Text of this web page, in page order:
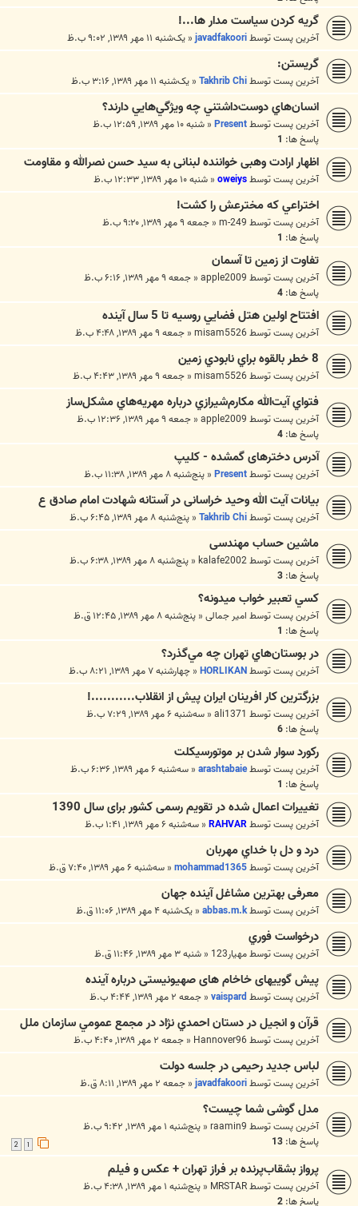
گریه کردن سیاست مدار ها...!
آخرین پست توسطjavadfakoori
« یک‌شنبه ۱۱ مهر ۱۳۸۹, ۹:۰۲ ب.ظ
گریستن:
آخرین پست توسطTakhrib Chi
« یک‌شنبه ۱۱ مهر ۱۳۸۹, ۳:۱۶ ب.ظ
انسان‌هاي دوست‌داشتني چه ويژگي‌هايي دارند؟
آخرین پست توسطPresent
« شنبه ۱۰ مهر ۱۳۸۹, ۱۲:۵۹ ب.ظ
پاسخ ها: 1
اظهار ارادت وهبی خواننده لبنانی به سید حسن نصرالله و مقاومت
آخرین پست توسطoweiys
« شنبه ۱۰ مهر ۱۳۸۹, ۱۲:۳۳ ب.ظ
اختراعي كه مخترعش را کشت!
آخرین پست توسطm-249
« جمعه ۹ مهر ۱۳۸۹, ۹:۲۰ ب.ظ
پاسخ ها: 1
تفاوت از زمین تا آسمان
آخرین پست توسطapple2009
« جمعه ۹ مهر ۱۳۸۹, ۶:۱۶ ب.ظ
پاسخ ها: 4
افتتاح اولين هتل فضايي روسيه تا 5 سال آينده
آخرین پست توسطmisam5526
« جمعه ۹ مهر ۱۳۸۹, ۴:۴۸ ب.ظ
8 خطر بالقوه براي نابودي زمين
آخرین پست توسطmisam5526
« جمعه ۹ مهر ۱۳۸۹, ۴:۴۳ ب.ظ
فتواي آيت‌الله مكارم‌شيرازي درباره مهريه‌هاي مشكل‌ساز
آخرین پست توسطapple2009
« جمعه ۹ مهر ۱۳۸۹, ۱۲:۳۶ ب.ظ
پاسخ ها: 4
آدرس دخترهای گمشده - کلیپ
آخرین پست توسطPresent
« پنج‌شنبه ۸ مهر ۱۳۸۹, ۱۱:۳۸ ب.ظ
بیانات آیت الله وحید خراسانی در آستانه شهادت امام صادق ع
آخرین پست توسطTakhrib Chi
« پنج‌شنبه ۸ مهر ۱۳۸۹, ۶:۴۵ ب.ظ
ماشین حساب مهندسی
آخرین پست توسطkalafe2002
« پنج‌شنبه ۸ مهر ۱۳۸۹, ۶:۳۸ ب.ظ
پاسخ ها: 3
كسي تعبير خواب ميدونه؟
آخرین پست توسطامیر جمالی« پنج‌شنبه ۸ مهر ۱۳۸۹, ۱۲:۴۵ ق.ظ
پاسخ ها: 1
در بوستان‌هاي تهران چه مي‌گذرد؟
آخرین پست توسطHORLIKAN
« چهارشنبه ۷ مهر ۱۳۸۹, ۸:۲۱ ب.ظ
بزرگترین کار افرینان ایران پیش از انقلاب...........!
آخرین پست توسطali1371
« سه‌شنبه ۶ مهر ۱۳۸۹, ۷:۲۹ ب.ظ
پاسخ ها: 6
رکورد سوار شدن بر موتورسیکلت
آخرین پست توسطarashtabaie
« سه‌شنبه ۶ مهر ۱۳۸۹, ۶:۳۶ ب.ظ
پاسخ ها: 1
تغییرات اعمال شده در تقویم رسمی کشور برای سال 1390
آخرین پست توسطRAHVAR
« سه‌شنبه ۶ مهر ۱۳۸۹, ۱:۴۱ ب.ظ
درد و دل با خداي مهربان
آخرین پست توسطmohammad1365
« سه‌شنبه ۶ مهر ۱۳۸۹, ۷:۴۰ ق.ظ
معرفی بهترین مشاغل آینده جهان
آخرین پست توسطabbas.m.k
« یک‌شنبه ۴ مهر ۱۳۸۹, ۱۱:۰۶ ق.ظ
درخواست فوري
آخرین پست توسطمهيار123 « شنبه ۳ مهر ۱۳۸۹, ۱۱:۴۶ ق.ظ
پیش گوییهای خاخام های صهیونیستی درباره آینده
آخرین پست توسطvaispard
« جمعه ۲ مهر ۱۳۸۹, ۴:۴۴ ب.ظ
قرآن و انجيل در دستان احمدي نژاد در مجمع عمومي سازمان ملل
آخرین پست توسطHannover96
« جمعه ۲ مهر ۱۳۸۹, ۴:۴۰ ب.ظ
لباس جدید رحیمی در جلسه دولت
آخرین پست توسطjavadfakoori
« جمعه ۲ مهر ۱۳۸۹, ۸:۱۱ ق.ظ
مدل گوشی شما چیست؟
آخرین پست توسطraamin9
« پنج‌شنبه ۱ مهر ۱۳۸۹, ۹:۴۲ ب.ظ
پاسخ ها: 13
پرواز بشقاب‌پرنده بر فراز تهران + عكس و فیلم
آخرین پست توسطMRSTAR
« پنج‌شنبه ۱ مهر ۱۳۸۹, ۴:۳۸ ب.ظ
پاسخ ها: 2